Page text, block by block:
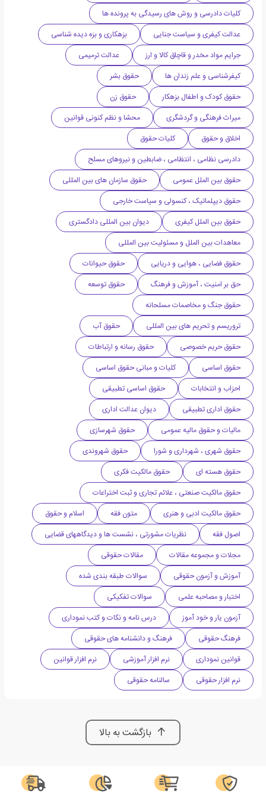
کلیات دادرسی و روش های رسیدگی به پرونده ها
عدالت کیفری و سیاست جنایی
بزهکاری و بزه دیده شناسی
جرایم مواد مخدر و قاچاق کالا و ارز
عدالت ترمیمی
کیفرشناسی و علم زندان ها
حقوق بشر
حقوق کودک و اطفال بزهکار
حقوق زن
میراث فرهنگی و گردشگری
محشا و نظم کنونی قوانین
اخلاق و حقوق
کلیات حقوق
دادرسی نظامی ، انتظامی ، ضابطین و نیروهای مسلح
حقوق بین الملل عمومی
حقوق سازمان های بین المللی
حقوق دیپلماتیک ، کنسولی و سیاست خارجی
حقوق بین الملل کیفری
دیوان بین المللی دادگستری
معاهدات بین الملل و مسئولیت بین المللی
حقوق فضایی ، هوایی و دریایی
حقوق حیوانات
حق بر امنیت ، آموزش و فرهنگ
حقوق توسعه
حقوق جنگ و مخاصمات مسلحانه
تروریسم و تحریم های بین المللی
حقوق آب
حقوق حریم خصوصی
حقوق رسانه و ارتباطات
حقوق اساسی
کلیات و مبانی حقوق اساسی
احزاب و انتخابات
حقوق اساسی تطبیقی
حقوق اداری تطبیقی
دیوان عدالت اداری
مالیات و حقوق مالیه عمومی
حقوق شهرسازی
حقوق شهری ، شهرداری و شورا
حقوق شهروندی
حقوق هسته ای
حقوق مالکیت فکری
حقوق مالکیت صنعتی ، علائم تجاری و ثبت اختراعات
حقوق مالکیت ادبی و هنری
متون فقه
اسلام و حقوق
اصول فقه
نظریات مشورتی ، نشست ها و دیدگاههای قضایی
مجلات و مجموعه مقالات
مقالات حقوقی
آموزش و آزمون حقوقی
سوالات طبقه بندی شده
اختبار و مصاحبه علمی
سوالات تفکیکی
آزمون یار و خود آموز
درس نامه و نکات و کتب نموداری
فرهنگ حقوقی
فرهنگ و دانشنامه های حقوقی
قوانین نموداری
نرم افزار آموزشی
نرم افزار قوانین
نرم افزار حقوقی
سالنامه حقوقی
بازگشت به بالا